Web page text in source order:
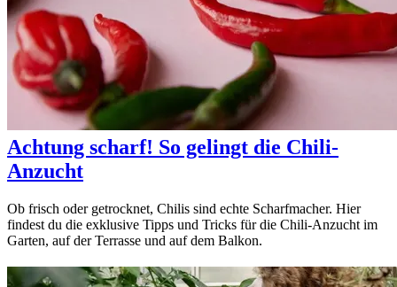
Achtung scharf! So gelingt die Chili-
Anzucht
Ob frisch oder getrocknet, Chilis sind echte Scharfmacher. Hier
findest du die exklusive Tipps und Tricks für die Chili-Anzucht im
Garten, auf der Terrasse und auf dem Balkon.